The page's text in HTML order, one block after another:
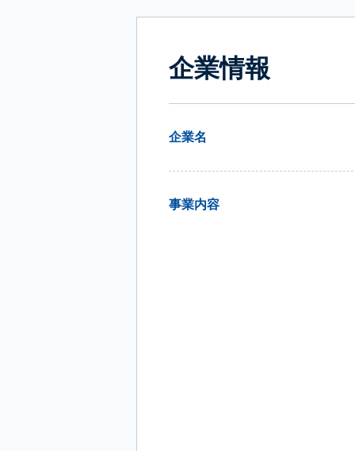
企業情報
企業名
事業内容